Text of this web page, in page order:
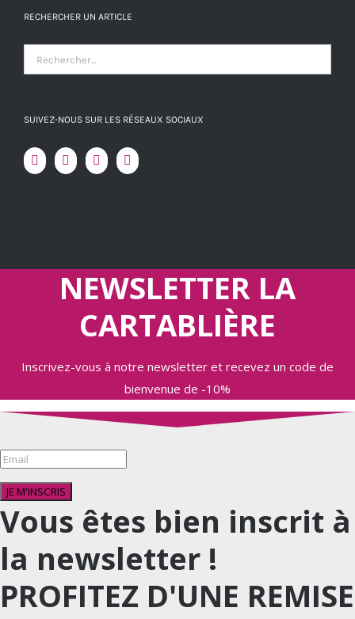
RECHERCHER UN ARTICLE
SUIVEZ-NOUS SUR LES RÉSEAUX SOCIAUX
NEWSLETTER LA
CARTABLIÈRE
Inscrivez-vous à notre newsletter et recevez un code de
bienvenue de -10%
JE M'INSCRIS
Vous êtes bien inscrit à
la newsletter !
PROFITEZ D'UNE REMISE